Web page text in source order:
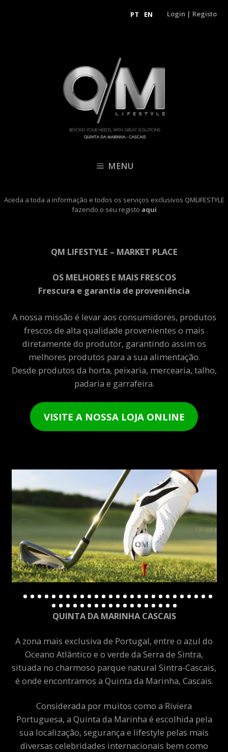
PT EN Login | Registo
MENU
Aceda a toda a informação e todos os serviços exclusivos QMLIFESTYLE
fazendo o seu registo aqui
QM LIFESTYLE – MARKET PLACE
OS MELHORES E MAIS FRESCOS
Frescura e garantia de proveniência
A nossa missão é levar aos consumidores, produtos
frescos de alta qualidade provenientes o mais
diretamente do produtor, garantindo assim os
melhores produtos para a sua alimentação.
Desde produtos da horta, peixaria, mercearia, talho,
padaria e garrafeira.
VISITE A NOSSA LOJA ONLINE
QUINTA DA MARINHA CASCAIS
A zona mais exclusiva de Portugal, entre o azul do
Oceano Atlântico e o verde da Serra de Sintra,
situada no charmoso parque natural Sintra-Cascais,
é onde encontramos a Quinta da Marinha, Cascais.
Considerada por muitos como a Riviera
Portuguesa, a Quinta da Marinha é escolhida pela
sua localização, segurança e lifestyle pelas mais
diversas celebridades internacionais bem como